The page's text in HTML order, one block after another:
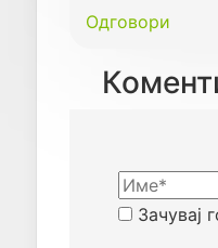
Одговори
Зачувај